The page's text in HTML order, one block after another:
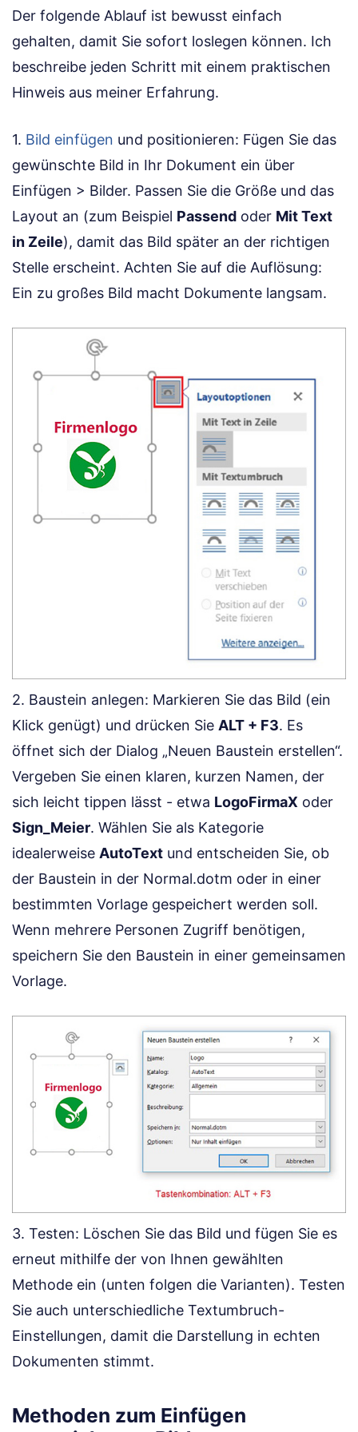
Der folgende Ablauf ist bewusst einfach
gehalten, damit Sie sofort loslegen können. Ich
beschreibe jeden Schritt mit einem praktischen
Hinweis aus meiner Erfahrung.
1. Bild einfügen und positionieren: Fügen Sie das
gewünschte Bild in Ihr Dokument ein über
Einfügen > Bilder. Passen Sie die Größe und das
Layout an (zum Beispiel Passend oder Mit Text
in Zeile), damit das Bild später an der richtigen
Stelle erscheint. Achten Sie auf die Auflösung:
Ein zu großes Bild macht Dokumente langsam.
2. Baustein anlegen: Markieren Sie das Bild (ein
Klick genügt) und drücken Sie ALT + F3. Es
öffnet sich der Dialog „Neuen Baustein erstellen“.
Vergeben Sie einen klaren, kurzen Namen, der
sich leicht tippen lässt - etwa LogoFirmaX oder
Sign_Meier. Wählen Sie als Kategorie
idealerweise AutoText und entscheiden Sie, ob
der Baustein in der Normal.dotm oder in einer
bestimmten Vorlage gespeichert werden soll.
Wenn mehrere Personen Zugriff benötigen,
speichern Sie den Baustein in einer gemeinsamen
Vorlage.
3. Testen: Löschen Sie das Bild und fügen Sie es
erneut mithilfe der von Ihnen gewählten
Methode ein (unten folgen die Varianten). Testen
Sie auch unterschiedliche Textumbruch-
Einstellungen, damit die Darstellung in echten
Dokumenten stimmt.
Methoden zum Einfügen